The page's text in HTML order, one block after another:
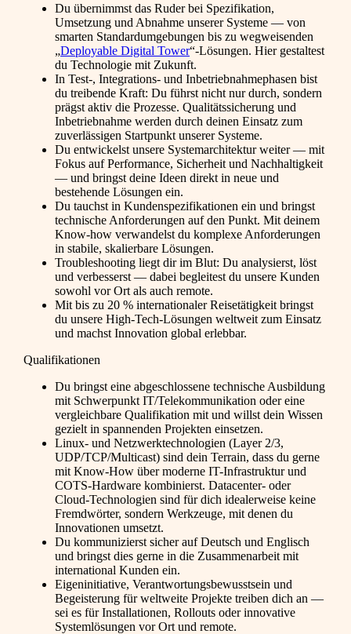
Du übernimmst das Ruder bei Spezifikation,
Umsetzung und Abnahme unserer Systeme — von
smarten Standardumgebungen bis zu wegweisenden
„Deployable Digital Tower“-Lösungen. Hier gestaltest
du Technologie mit Zukunft.
In Test-, Integrations- und Inbetriebnahmephasen bist
du treibende Kraft: Du führst nicht nur durch, sondern
prägst aktiv die Prozesse. Qualitätssicherung und
Inbetriebnahme werden durch deinen Einsatz zum
zuverlässigen Startpunkt unserer Systeme.
Du entwickelst unsere Systemarchitektur weiter — mit
Fokus auf Performance, Sicherheit und Nachhaltigkeit
— und bringst deine Ideen direkt in neue und
bestehende Lösungen ein.
Du tauchst in Kundenspezifikationen ein und bringst
technische Anforderungen auf den Punkt. Mit deinem
Know-how verwandelst du komplexe Anforderungen
in stabile, skalierbare Lösungen.
Troubleshooting liegt dir im Blut: Du analysierst, löst
und verbesserst — dabei begleitest du unsere Kunden
sowohl vor Ort als auch remote.
Mit bis zu 20 % internationaler Reisetätigkeit bringst
du unsere High-Tech-Lösungen weltweit zum Einsatz
und machst Innovation global erlebbar.
Qualifikationen
Du bringst eine abgeschlossene technische Ausbildung
mit Schwerpunkt IT/Telekommunikation oder eine
vergleichbare Qualifikation mit und willst dein Wissen
gezielt in spannenden Projekten einsetzen.
Linux- und Netzwerktechnologien (Layer 2/3,
UDP/TCP/Multicast) sind dein Terrain, dass du gerne
mit Know-How über moderne IT-Infrastruktur und
COTS-Hardware kombinierst. Datacenter- oder
Cloud-Technologien sind für dich idealerweise keine
Fremdwörter, sondern Werkzeuge, mit denen du
Innovationen umsetzt.
Du kommunizierst sicher auf Deutsch und Englisch
und bringst dies gerne in die Zusammenarbeit mit
international Kunden ein.
Eigeninitiative, Verantwortungsbewusstsein und
Begeisterung für weltweite Projekte treiben dich an —
sei es für Installationen, Rollouts oder innovative
Systemlösungen vor Ort und remote.